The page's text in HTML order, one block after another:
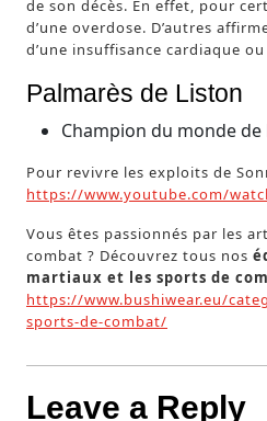
de son décès. En effet, pour
d’une overdose. D’autres
d’une insuffisance cardiaque
Palmarès de Liston
Champion du monde de
Pour revivre les exploits de
https://www.youtube.com/
Vous êtes passionnés par les
combat ? Découvrez tous nos
martiaux et les sports de
https://www.bushiwear.eu/
sports-de-combat/
Leave a Reply